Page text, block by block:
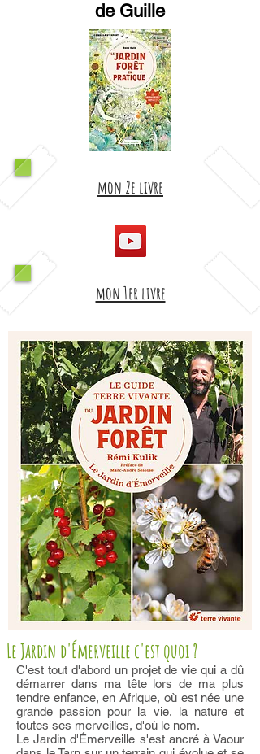
de Guille
mon 2e livre
mon 1er livre
Le Jardin d'Émerveille c'est quoi ?
C'est tout d'abord un projet de vie qui a dû
démarrer dans ma tête lors de ma plus
tendre enfance, en Afrique, où est née une
grande passion pour la vie, la nature et
toutes ses merveilles, d'où le nom.
Le Jardin d'Émerveille s'est ancré à Vaour